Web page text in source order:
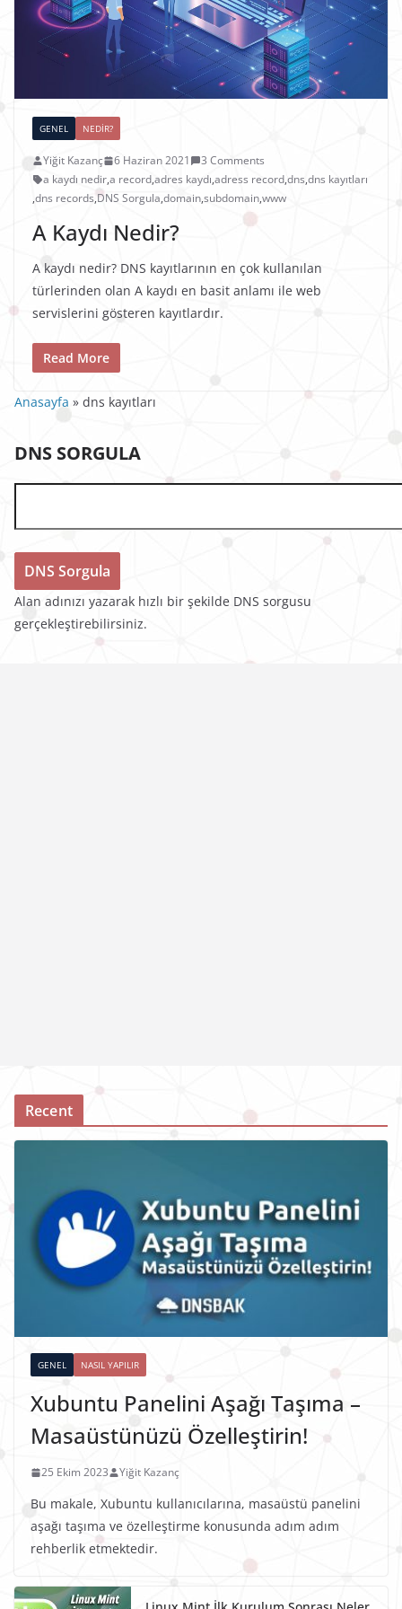
GENEL NEDIR?
Yiğit Kazanç 6 Haziran 2021
3 Comments
a kaydı nedir,a record,adres kaydı,adress record,dns,dns kayıtları
,dns records,DNS Sorgula,domain,subdomain,www
A Kaydı Nedir?
A kaydı nedir? DNS kayıtlarının en çok kullanılan
türlerinden olan A kaydı en basit anlamı ile web
servislerini gösteren kayıtlardır.
Read More
Anasayfa » dns kayıtları
DNS SORGULA
Alan adınızı yazarak hızlı bir şekilde DNS sorgusu
gerçekleştirebilirsiniz.
Recent
GENEL NASIL YAPILIR
Xubuntu Panelini Aşağı Taşıma –
Masaüstünüzü Özelleştirin!
25 Ekim 2023 Yiğit Kazanç
Bu makale, Xubuntu kullanıcılarına, masaüstü panelini
aşağı taşıma ve özelleştirme konusunda adım adım
rehberlik etmektedir.